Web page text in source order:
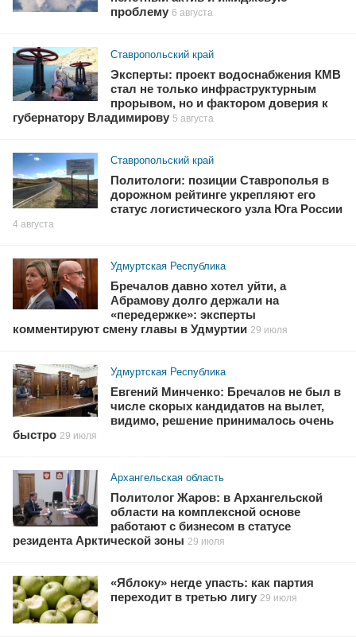
проблему 6 августа
Ставропольский край
Эксперты: проект водоснабжения КМВ
стал не только инфраструктурным
прорывом, но и фактором доверия к
губернатору Владимирову 5 августа
Ставропольский край
Политологи: позиции Ставрополья в
дорожном рейтинге укрепляют его
статус логистического узла Юга России
4 августа
Удмуртская Республика
Бречалов давно хотел уйти, а
Абрамову долго держали на
«передержке»: эксперты
комментируют смену главы в Удмуртии 29 июля
Удмуртская Республика
Евгений Минченко: Бречалов не был в
числе скорых кандидатов на вылет,
видимо, решение принималось очень
быстро 29 июля
Архангельская область
Политолог Жаров: в Архангельской
области на комплексной основе
работают с бизнесом в статусе
резидента Арктической зоны 29 июля
«Яблоку» негде упасть: как партия
переходит в третью лигу 29 июля